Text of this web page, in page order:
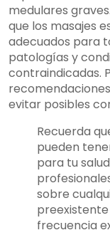
medulares
que los masajes
adecuados para
patologías y
contraindicadas.
evitar posibles
Recuerda
pueden
para tu
sobre
frecuencia